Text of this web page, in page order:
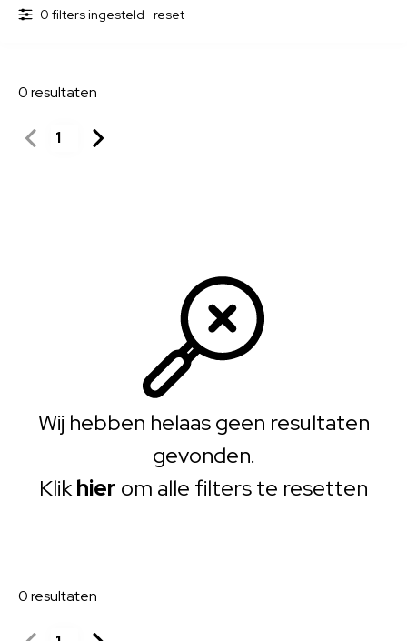
0 filters ingesteld reset
0resultaten
1
Wij hebben helaas geen resultaten
gevonden.
Klikhier om alle filters te resetten
0resultaten